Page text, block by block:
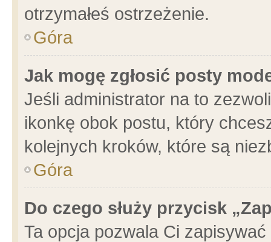
otrzymałeś ostrzeżenie.
Góra
Jak mogę zgłosić posty
Jeśli administrator na to
ikonkę obok postu, który
kolejnych kroków, które są
Góra
Do czego służy przycisk
Ta opcja pozwala Ci